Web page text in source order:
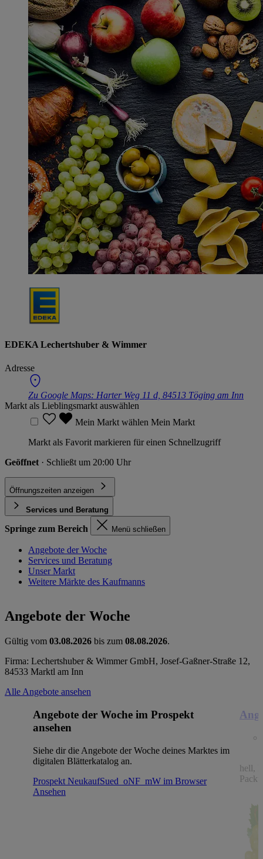
EDEKA Lechertshuber & Wimmer
Adresse
Zu Google Maps: Harter Weg 11 d, 84513 Töging am Inn
Markt als Lieblingsmarkt auswählen
Mein Markt wählen Mein Markt
Markt als Favorit markieren für einen Schnellzugriff
Geöffnet · Schließt um 20:00 Uhr
Öffnungszeiten anzeigen
Services und Beratung
Springe zum Bereich Menü schließen
Angebote der Woche
Services und Beratung
Unser Markt
Weitere Märkte des Kaufmanns
Angebote der Woche
Gültig vom 03.08.2026 bis zum 08.08.2026.
Firma: Lechertshuber & Wimmer GmbH, Josef-Gaßner-Straße 12,
84533 Marktl am Inn
Alle Angebote ansehen
Angebote der Woche im Prospekt
ansehen
Siehe dir die Angebote der Woche deines Marktes im
digitalen Blätterkatalog an.
Prospekt NeukaufSued_oNF_mW im Browser
Ansehen
hell,